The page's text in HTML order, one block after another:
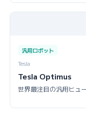
汎用ロボット
Tesla
Tesla Optimus
世界最注目の汎用ヒュ